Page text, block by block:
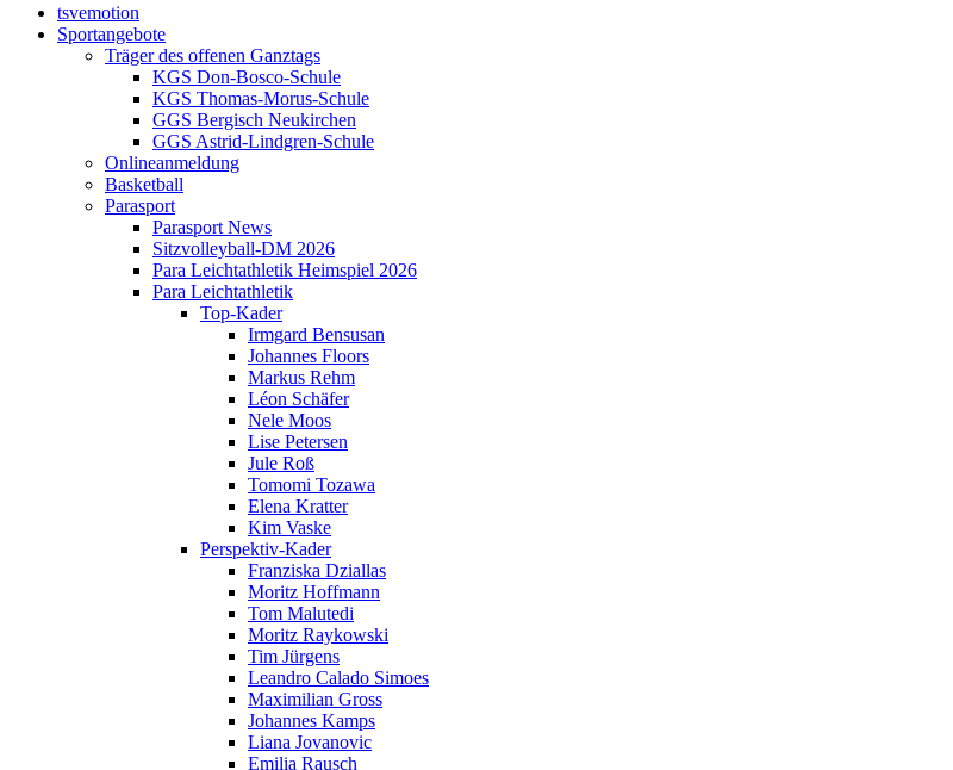
tsvemotion
Sportangebote
Träger des offenen Ganztags
KGS Don-Bosco-Schule
KGS Thomas-Morus-Schule
GGS Bergisch Neukirchen
GGS Astrid-Lindgren-Schule
Onlineanmeldung
Basketball
Parasport
Parasport News
Sitzvolleyball-DM 2026
Para Leichtathletik Heimspiel 2026
Para Leichtathletik
Top-Kader
Irmgard Bensusan
Johannes Floors
Markus Rehm
Léon Schäfer
Nele Moos
Lise Petersen
Jule Roß
Tomomi Tozawa
Elena Kratter
Kim Vaske
Perspektiv-Kader
Franziska Dziallas
Moritz Hoffmann
Tom Malutedi
Moritz Raykowski
Tim Jürgens
Leandro Calado Simoes
Maximilian Gross
Johannes Kamps
Liana Jovanovic
Emilia Rausch